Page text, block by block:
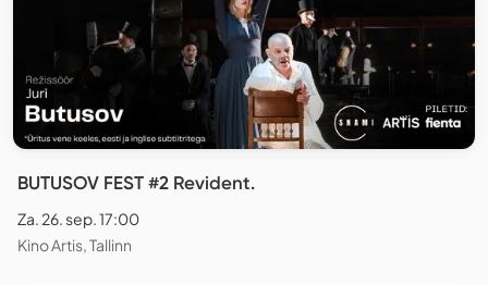
BUTUSOV FEST #2 Revident.
Za. 26. sep. 17:00
Kino Artis, Tallinn